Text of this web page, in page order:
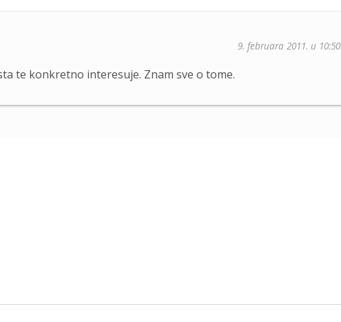
9. februara 2011. u 10:50
te konkretno interesuje. Znam sve o tome.